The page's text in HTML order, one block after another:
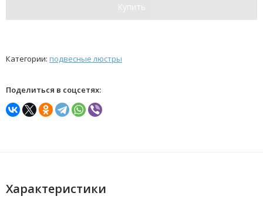
Купить
Категории: подвесные люстры
Поделиться в соцсетях:
Характеристики